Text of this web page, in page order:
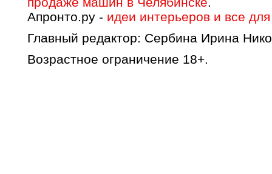
Апронто.ру - идеи интерьеров и все
Главный редактор: Сербина Ирина
Возрастное ограничение 18+.